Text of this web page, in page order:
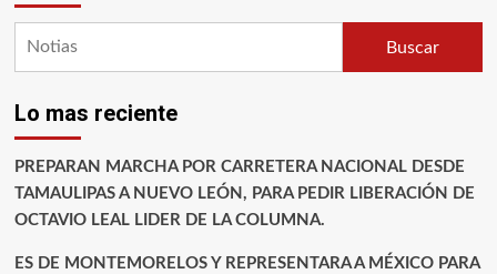
Buscar
Lo mas reciente
PREPARAN MARCHA POR CARRETERA NACIONAL DESDE
TAMAULIPAS A NUEVO LEÓN, PARA PEDIR LIBERACIÓN DE
OCTAVIO LEAL LIDER DE LA COLUMNA.
ES DE MONTEMORELOS Y REPRESENTARA A MÉXICO PARA